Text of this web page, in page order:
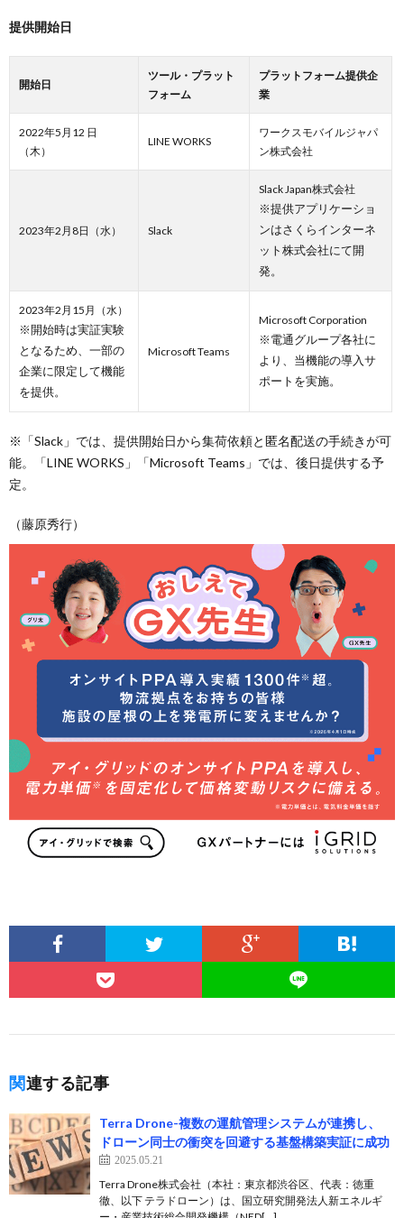
提供開始日
開始日
ツール・プラット
フォーム
プラットフォーム提供企
業
2022年5 月 12 日
（木）
LINE WORKS
ワークスモバイルジャパ
ン株式会社
2023年2 月 8日（水） Slack
Slack Japan株式会社
※提供アプリケーショ
ンはさくらインターネ
ット株式会社にて開
発。
2023年2 月 15 月（水）
※開始時は実証実験
となるため、一部の
企業に限定して機能
を提供。
Microsoft Teams
Microsoft Corporation
※電通グループ各社に
より、当機能の導入サ
ポートを実施。
※「Slack」では、提供開始日から集荷依頼と匿名配送の手続きが可
能。「LINE WORKS」「Microsoft Teams」では、後日提供する予
定。
（藤原秀行）
関連する記事
Terra Drone-複数の運航管理システムが連携し、
ドローン同士の衝突を回避する基盤構築実証に成功
2025.05.21
Terra Drone株式会社（本社：東京都渋谷区、代表：徳重
徹、以下 テラドローン）は、国立研究開発法人新エネルギ